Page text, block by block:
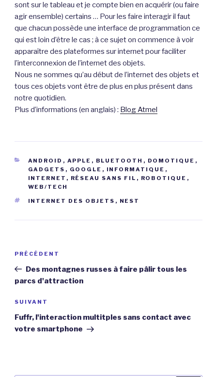
sont sur le tableau et je compte bien en acquérir (ou faire
agir ensemble) certains … Pour les faire interagir il faut
que chacun possède une interface de programmation ce
qui est loin d’être le cas ; à ce sujet on commence à voir
apparaître des plateformes sur internet pour faciliter
l’interconnexion de l’internet des objets.
Nous ne sommes qu’au début de l’internet des objets et
tous ces objets vont être de plus en plus présent dans
notre quotidien.
Plus d’informations (en anglais) : Blog Atmel
CATÉGORIES
ANDROID , APPLE , BLUETOOTH , DOMOTIQUE ,
GADGETS , GOOGLE , INFORMATIQUE ,
INTERNET , RÉSEAU SANS FIL , ROBOTIQUE ,
WEB/TECH
ÉTIQUETTES
INTERNET DES OBJETS , NEST
Navigation
l’article
Article
précédent
PRÉCÉDENT
Des montagnes russes à faire pâlir tous les
parcs d'attraction
Article
suivant
SUIVANT
Fuffr, l'interaction multitples sans contact avec
votre smartphone